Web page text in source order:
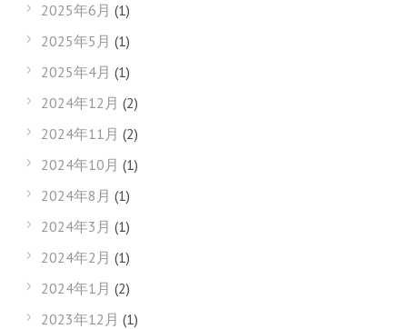
2025年6月 (1)
2025年5月 (1)
2025年4月 (1)
2024年12月 (2)
2024年11月 (2)
2024年10月 (1)
2024年8月 (1)
2024年3月 (1)
2024年2月 (1)
2024年1月 (2)
2023年12月 (1)